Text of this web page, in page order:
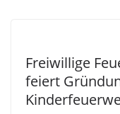
Freiwillige
feiert